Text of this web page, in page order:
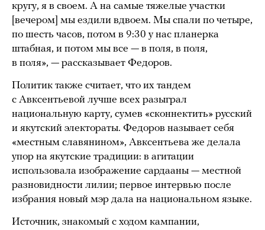
кругу, я в своем. А на самые тяжелые участки
[вечером] мы ездили вдвоем. Мы спали по четыре,
по шесть часов, потом в 9:30 у нас планерка
штабная, и потом мы все — в поля, в поля,
в поля», — рассказывает Федоров.
Политик также считает, что их тандем
с Авксентьевой лучше всех разыграл
национальную карту, сумев «сконнектить» русский
и якутский электораты. Федоров называет себя
«местным славянином», Авксентьева же делала
упор на якутские традиции: в агитации
использовала изображение сардааны — местной
разновидности лилии; первое интервью после
избрания новый мэр дала на национальном языке.
Источник, знакомый с ходом кампании,